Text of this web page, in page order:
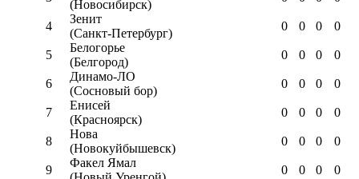
(Новосибирск)
4
Зенит
(Санкт-Петербург)
0 0 0 0
5
Белогорье
(Белгород)
0 0 0 0
6
Динамо-ЛО
(Сосновый бор)
0 0 0 0
7
Енисей
(Красноярск)
0 0 0 0
8
Нова
(Новокуйбышевск)
0 0 0 0
9
Факел Ямал
0 0 0 0